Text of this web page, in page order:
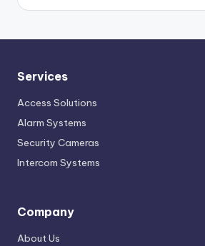
Services
Access Solutions
Alarm Systems
Security Cameras
Intercom Systems
Company
About Us